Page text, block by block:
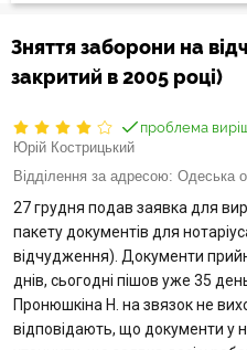
Банк у новинах
Курс валют у банку
Питання банку
Відгуки
Депозити
Зняття заборони на
закритий в 2005 році)
проблема
Юрій Кострицький
Відділення за адресою: Одеська
27 грудня подав заявка для
пакету документів для
відчудження). Документи
днів, сьогодні пішов уже 35
Пронюшкіна Н. на звязок не
відповідають, що документи